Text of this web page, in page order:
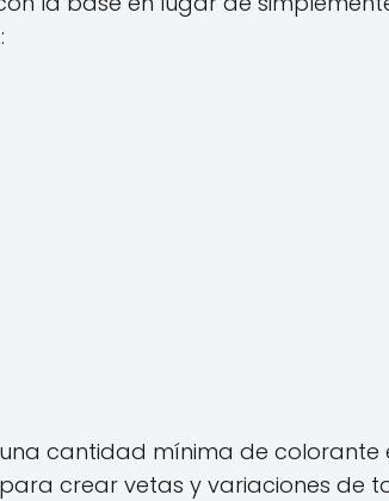
una cantidad mínima de colorante
crear vetas y variaciones de